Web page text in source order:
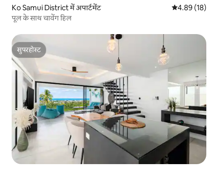
Ko Samui District में अपार्टमेंट औसत रेटिंग 5 में
4.89 (18)
पूल के साथ चावेंग हिल
सुपरहोस्ट
सुपरहोस्ट